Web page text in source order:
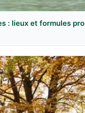
: lieux et formules pro